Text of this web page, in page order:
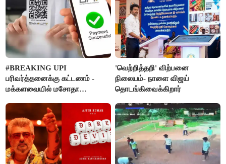
#BREAKING UPI
பரிவர்த்தனைக்கு கட்டணம் -
மக்களவையில் மசோதா
'வெற்றித்தறி' விற்பனை
நிலையம்- நாளை விஜய்
தொடங்கிவைக்கிறார்